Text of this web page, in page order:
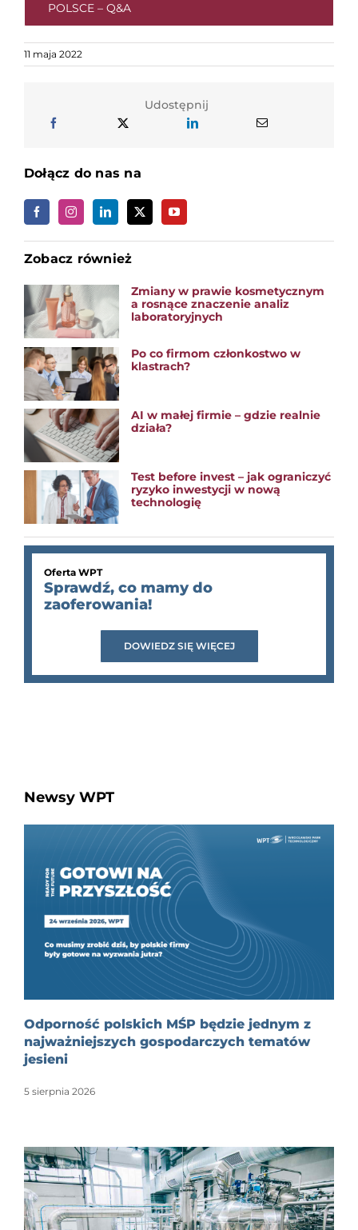
POLSCE – Q&A
11 maja 2022
Udostępnij
Dołącz do nas na
Zobacz również
Zmiany w prawie kosmetycznym
a rosnące znaczenie analiz
laboratoryjnych
Po co firmom członkostwo w
klastrach?
AI w małej firmie – gdzie realnie
działa?
Test before invest – jak ograniczyć
ryzyko inwestycji w nową
technologię
Oferta WPT
Sprawdź, co mamy do
zaoferowania!
DOWIEDZ SIĘ WIĘCEJ
Newsy WPT
Odporność polskich MŚP będzie jednym z
najważniejszych gospodarczych tematów
jesieni
5 sierpnia 2026